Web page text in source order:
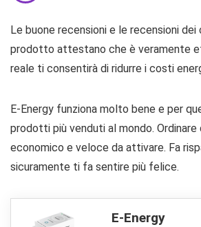
Le buone recensioni e le recensioni
prodotto attestano che è veramente
reale ti consentirà di ridurre i costi
E-Energy funziona molto bene e per
prodotti più venduti al mondo. Ordinare
economico e veloce da attivare. Fa
sicuramente ti fa sentire più felice.
E-Energy